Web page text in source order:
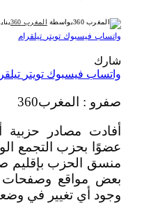
بواسطة المغرب 360 يناير 30,
واتساب فيسبوك تويتر تيلقرام
شارك
واتساب فيسبوك تويتر
صفرو : المغرب360
أفادت مصادر
عضوًا بحزب التجمع
منسق الحزب بإقليم
بعض مواقع وصفحات
وجود أي تغيير في